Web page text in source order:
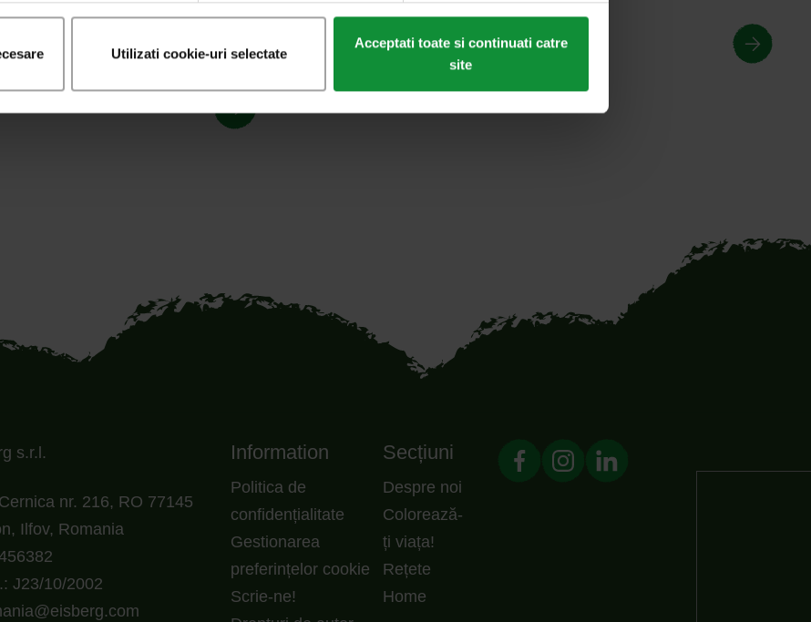
Utilizati cookie-uri selectate
Acceptati toate si continuati catre
site
Bucuria
s.r.l.
nr. 216, RO 77145
Ilfov, Romania
J23/10/2002
Information
Politica de
confidențialitate
Gestionarea
preferințelor cookie
Scrie-ne!
Secțiuni
Despre noi
Colorează-
ți viața!
Rețete
Home